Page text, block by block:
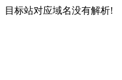
目标站对应域名没有解析!